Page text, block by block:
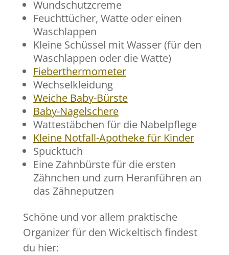
Wundschutzcreme
Feuchttücher, Watte oder einen
Waschlappen
Kleine Schüssel mit Wasser (für den
Waschlappen oder die Watte)
Fieberthermometer
Wechselkleidung
Weiche Baby-Bürste
Baby-Nagelschere
Wattestäbchen für die Nabelpflege
Kleine Notfall-Apotheke für Kinder
Spucktuch
Eine Zahnbürste für die ersten
Zähnchen und zum Heranführen an
das Zähneputzen
Schöne und vor allem praktische
Organizer für den Wickeltisch findest
du hier: